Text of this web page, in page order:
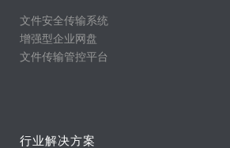
文件安全传输系统
增强型企业网盘
文件传输管控平台
行业解决方案